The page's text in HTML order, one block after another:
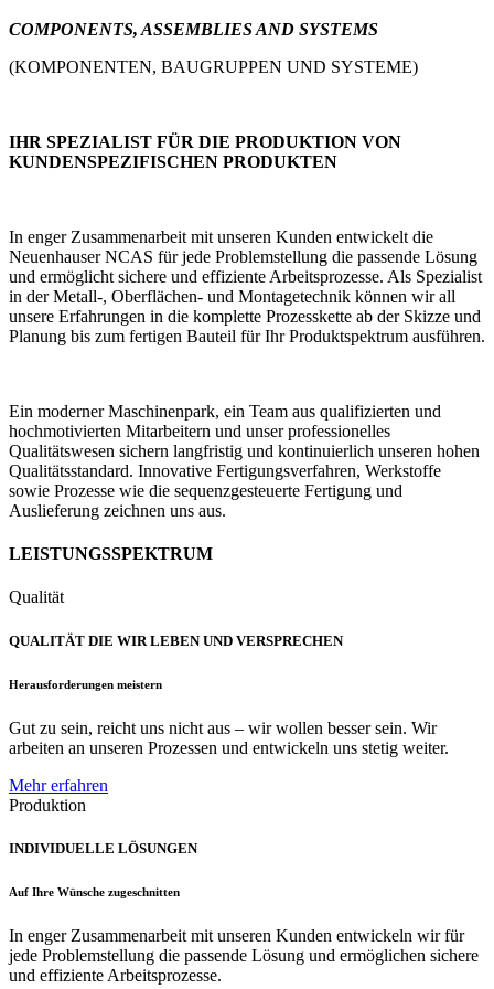
COMPONENTS, ASSEMBLIES AND SYSTEMS
(KOMPONENTEN, BAUGRUPPEN UND SYSTEME)
IHR SPEZIALIST FÜR DIE PRODUKTION VON
KUNDENSPEZIFISCHEN PRODUKTEN
In enger Zusammenarbeit mit unseren Kunden entwickelt die
Neuenhauser NCAS für jede Problemstellung die passende Lösung
und ermöglicht sichere und effiziente Arbeitsprozesse. Als Spezialist
in der Metall-, Oberflächen- und Montagetechnik können wir all
unsere Erfahrungen in die komplette Prozesskette ab der Skizze und
Planung bis zum fertigen Bauteil für Ihr Produktspektrum ausführen.
Ein moderner Maschinenpark, ein Team aus qualifizierten und
hochmotivierten Mitarbeitern und unser professionelles
Qualitätswesen sichern langfristig und kontinuierlich unseren hohen
Qualitätsstandard. Innovative Fertigungsverfahren, Werkstoffe
sowie Prozesse wie die sequenzgesteuerte Fertigung und
Auslieferung zeichnen uns aus.
LEISTUNGSSPEKTRUM
Qualität
QUALITÄT DIE WIR LEBEN UND VERSPRECHEN
Herausforderungen meistern
Gut zu sein, reicht uns nicht aus – wir wollen besser sein. Wir
arbeiten an unseren Prozessen und entwickeln uns stetig weiter.
Mehr erfahren
Produktion
INDIVIDUELLE LÖSUNGEN
Auf Ihre Wünsche zugeschnitten
In enger Zusammenarbeit mit unseren Kunden entwickeln wir für
jede Problemstellung die passende Lösung und ermöglichen sichere
und effiziente Arbeitsprozesse.